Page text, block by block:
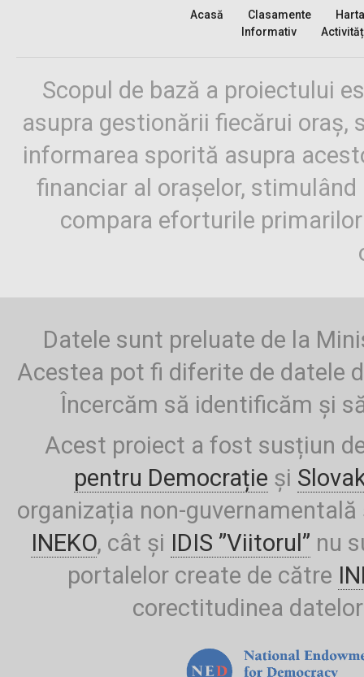
Acasă Clasamente
Harta
Informativ
Scopul de bază a proiectului
asupra gestionării fiecărui oraș,
informarea sporită asupra
financiar al orașelor,
compara eforturile
Datele sunt preluate de la
Acestea pot fi diferite de datele
Încercăm să identificăm și
Acest proiect a fost susțiun
pentru Democrație și
organizația non-
INEKO, cât și IDIS ”Viitorul” nu
portalelor create de către
corectitudinea